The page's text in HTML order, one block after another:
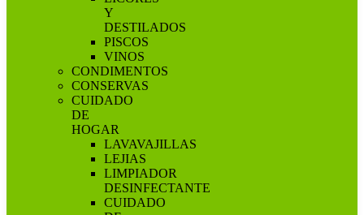
Y
DESTILADOS
PISCOS
VINOS
CONDIMENTOS
CONSERVAS
CUIDADO
DE
HOGAR
LAVAVAJILLAS
LEJIAS
LIMPIADOR
DESINFECTANTE
CUIDADO